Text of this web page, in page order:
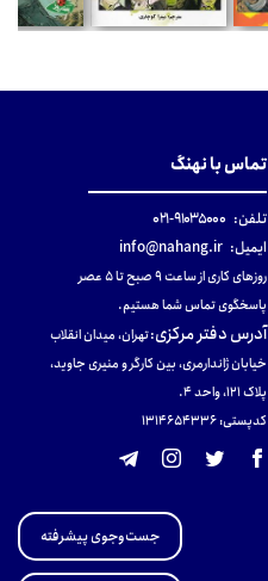
تماس با نهنگ
تلفن: ۹۱۰۳۵۰۰۰-۰۲۱
ایمیل: info@nahang.ir
روزهای کاری از ساعت ۹ صبح تا ۵ عصر
پاسخگوی تماس شما هستیم.
آدرس دفتر مرکزی:تهران، میدان انقلاب
خیابان ژاندارمری، بین کارگر و منیری جاوید،
پلاک 121، واحد ۴.
کدپستی: 131465433۶
جست‌وجوی پیشرفته